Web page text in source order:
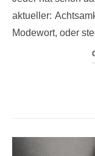
aktueller:
Modewort, oder